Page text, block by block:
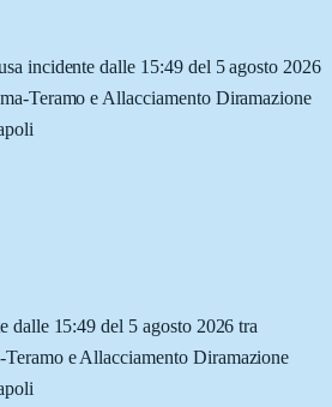
incidente dalle 15:49 del 5 agosto 2026
Teramo e Allacciamento Diramazione
dalle 15:49 del 5 agosto 2026 tra
e Allacciamento Diramazione